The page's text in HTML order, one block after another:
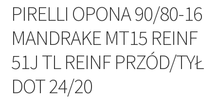
PIRELLI OPONA 90/80-16
MANDRAKE MT15 REINF
51J TL REINF PRZÓD/TYŁ
DOT 24/20